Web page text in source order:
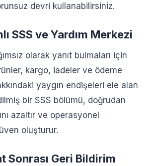
devri kullanabilirsiniz.
SSS ve Yardım Merkezi
olarak yanıt bulmaları için
kargo, iadeler ve ödeme
yaygın endişeleri ele alan
bir SSS bölümü, doğrudan
azaltır ve operasyonel
oluşturur.
Sonrası Geri Bildirim